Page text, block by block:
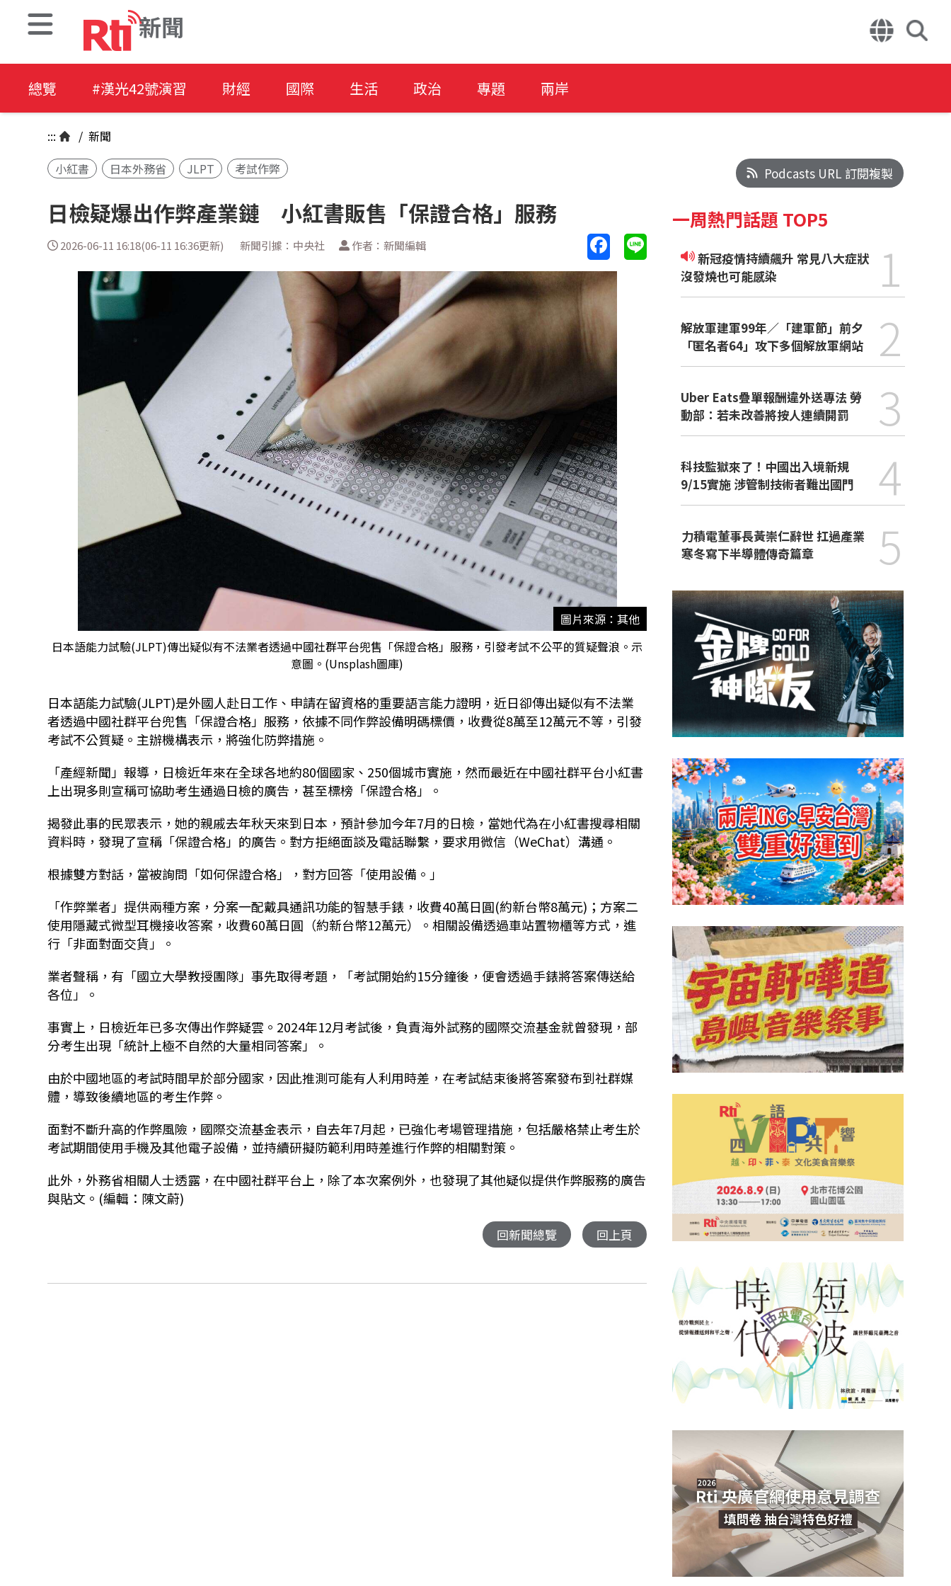
新聞
總覽 #漢光42號演習 財經 國際 生活 政治 專題 兩岸
::: / 新聞
小紅書
日本外務省 JLPT 考試作弊
日檢疑爆出作弊產業鏈 小紅書販售「保證合格」服務
2026-06-11 16:18(06-11 16:36更新) 新聞引據：中央社 作者：新聞編輯
圖片來源：其他
日本語能力試驗(JLPT)傳出疑似有不法業者透過中國社群平台兜售「保證合格」服務，引發考試不公平的質疑聲浪。示
意圖。(Unsplash圖庫)
日本語能力試驗(JLPT)是外國人赴日工作、申請在留資格的重要語言能力證明，近日卻傳出疑似有不法業
者透過中國社群平台兜售「保證合格」服務，依據不同作弊設備明碼標價，收費從8萬至12萬元不等，引發
考試不公質疑。主辦機構表示，將強化防弊措施。
「產經新聞」報導，日檢近年來在全球各地約80個國家、250個城市實施，然而最近在中國社群平台小紅書
上出現多則宣稱可協助考生通過日檢的廣告，甚至標榜「保證合格」。
揭發此事的民眾表示，她的親戚去年秋天來到日本，預計參加今年7月的日檢，當她代為在小紅書搜尋相關
資料時，發現了宣稱「保證合格」的廣告。對方拒絕面談及電話聯繫，要求用微信（WeChat）溝通。
根據雙方對話，當被詢問「如何保證合格」，對方回答「使用設備。」
「作弊業者」提供兩種方案，分案一配戴具通訊功能的智慧手錶，收費40萬日圓(約新台幣8萬元)；方案二
使用隱藏式微型耳機接收答案，收費60萬日圓（約新台幣12萬元）。相關設備透過車站置物櫃等方式，進
行「非面對面交貨」。
業者聲稱，有「國立大學教授團隊」事先取得考題，「考試開始約15分鐘後，便會透過手錶將答案傳送給
各位」。
事實上，日檢近年已多次傳出作弊疑雲。2024年12月考試後，負責海外試務的國際交流基金就曾發現，部
分考生出現「統計上極不自然的大量相同答案」。
由於中國地區的考試時間早於部分國家，因此推測可能有人利用時差，在考試結束後將答案發布到社群媒
體，導致後續地區的考生作弊。
面對不斷升高的作弊風險，國際交流基金表示，自去年7月起，已強化考場管理措施，包括嚴格禁止考生於
考試期間使用手機及其他電子設備，並持續研擬防範利用時差進行作弊的相關對策。
此外，外務省相關人士透露，在中國社群平台上，除了本次案例外，也發現了其他疑似提供作弊服務的廣告
與貼文。(編輯：陳文蔚)
回新聞總覽 回上頁
Podcasts URL 訂閱複製
一周熱門話題 TOP5
新冠疫情持續飆升 常見八大症狀
沒發燒也可能感染
1
解放軍建軍99年／「建軍節」前夕
「匿名者64」攻下多個解放軍網站
2
Uber Eats疊單報酬違外送專法 勞
動部：若未改善將按人連續開罰
3
科技監獄來了！中國出入境新規
9/15實施 涉管制技術者難出國門
4
力積電董事長黃崇仁辭世 扛過產業
寒冬寫下半導體傳奇篇章
5